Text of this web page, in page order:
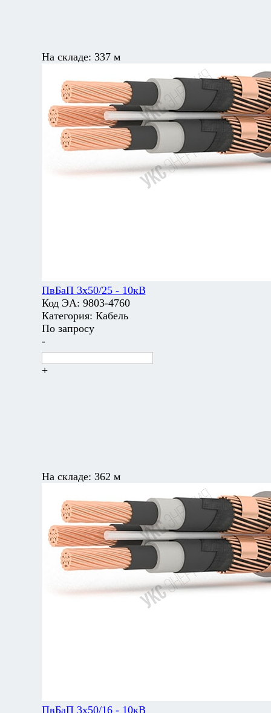
На складе: 337 м
ПвБаП 3х50/25 - 10кВ
Код ЭА: 9803-4760
Категория: Кабель
По запросу
-
+
На складе: 362 м
ПвБаП 3х50/16 - 10кВ